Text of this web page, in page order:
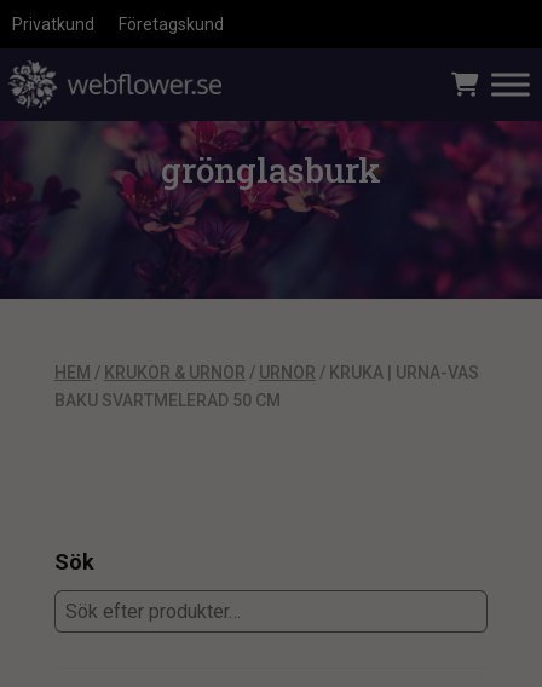
Privatkund Företagskund
grönglasburk
HEM / KRUKOR & URNOR / URNOR / KRUKA | URNA-VAS
BAKU SVARTMELERAD 50 CM
Sök